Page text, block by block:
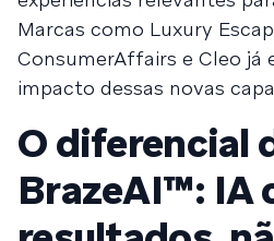
Marcas como Luxury
ConsumerAffairs e Cleo já
impacto dessas novas
O diferencial
BrazeAI™: IA